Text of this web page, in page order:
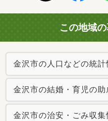
この地域
金沢市の人口などの統計
金沢市の結婚・育児の助
金沢市の治安・ごみ収集